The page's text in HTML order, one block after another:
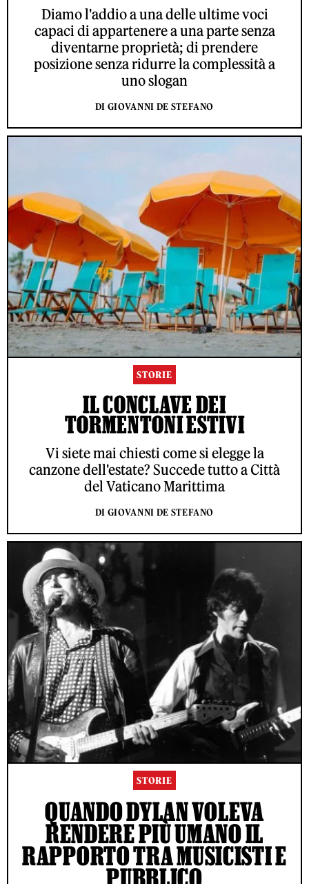
Diamo l'addio a una delle ultime voci
capaci di appartenere a una parte senza
diventarne proprietà; di prendere
posizione senza ridurre la complessità a
uno slogan
DI GIOVANNI DE STEFANO
STORIE
IL CONCLAVE DEI
TORMENTONI ESTIVI
Vi siete mai chiesti come si elegge la
canzone dell'estate? Succede tutto a Città
del Vaticano Marittima
DI GIOVANNI DE STEFANO
STORIE
QUANDO DYLAN VOLEVA
RENDERE PIÙ UMANO IL
RAPPORTO TRA MUSICISTI E
PUBBLICO